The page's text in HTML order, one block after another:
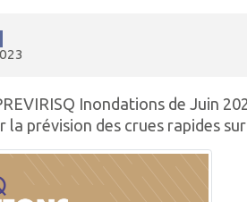
Inondations de Juin
la prévision des crues rapides